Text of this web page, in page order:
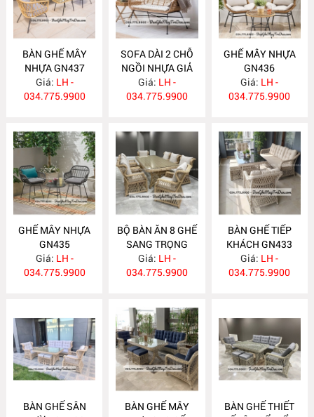
BÀN GHẾ MÂY
NHỰA GN437
Giá: LH -
034.775.9900
SOFA DÀI 2 CHỖ
NGỒI NHỰA GIẢ
MÂY GN436
Giá: LH -
034.775.9900
GHẾ MÂY NHỰA
GN436
Giá: LH -
034.775.9900
GHẾ MÂY NHỰA
GN435
Giá: LH -
034.775.9900
BỘ BÀN ĂN 8 GHẾ
SANG TRỌNG
GN434
Giá: LH -
034.775.9900
BÀN GHẾ TIẾP
KHÁCH GN433
Giá: LH -
034.775.9900
BÀN GHẾ SÂN
BÀN GHẾ MÂY
BÀN GHẾ THIẾT